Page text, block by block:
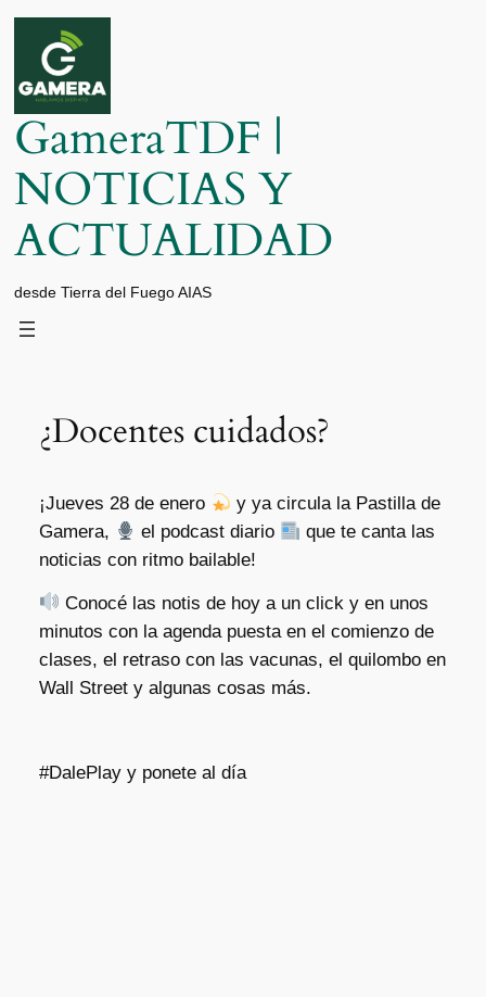
Saltar
contenido
GameraTDF |
NOTICIAS Y
ACTUALIDAD
desde Tierra del Fuego AIAS
¿Docentes cuidados?
¡Jueves 28 de enero
y ya circula la Pastilla de
Gamera,
el podcast diario
que te canta las
noticias con ritmo bailable!
Conocé las notis de hoy a un click y en unos
minutos con la agenda puesta en el comienzo de
clases, el retraso con las vacunas, el quilombo en
Wall Street y algunas cosas más.
#DalePlay y ponete al día